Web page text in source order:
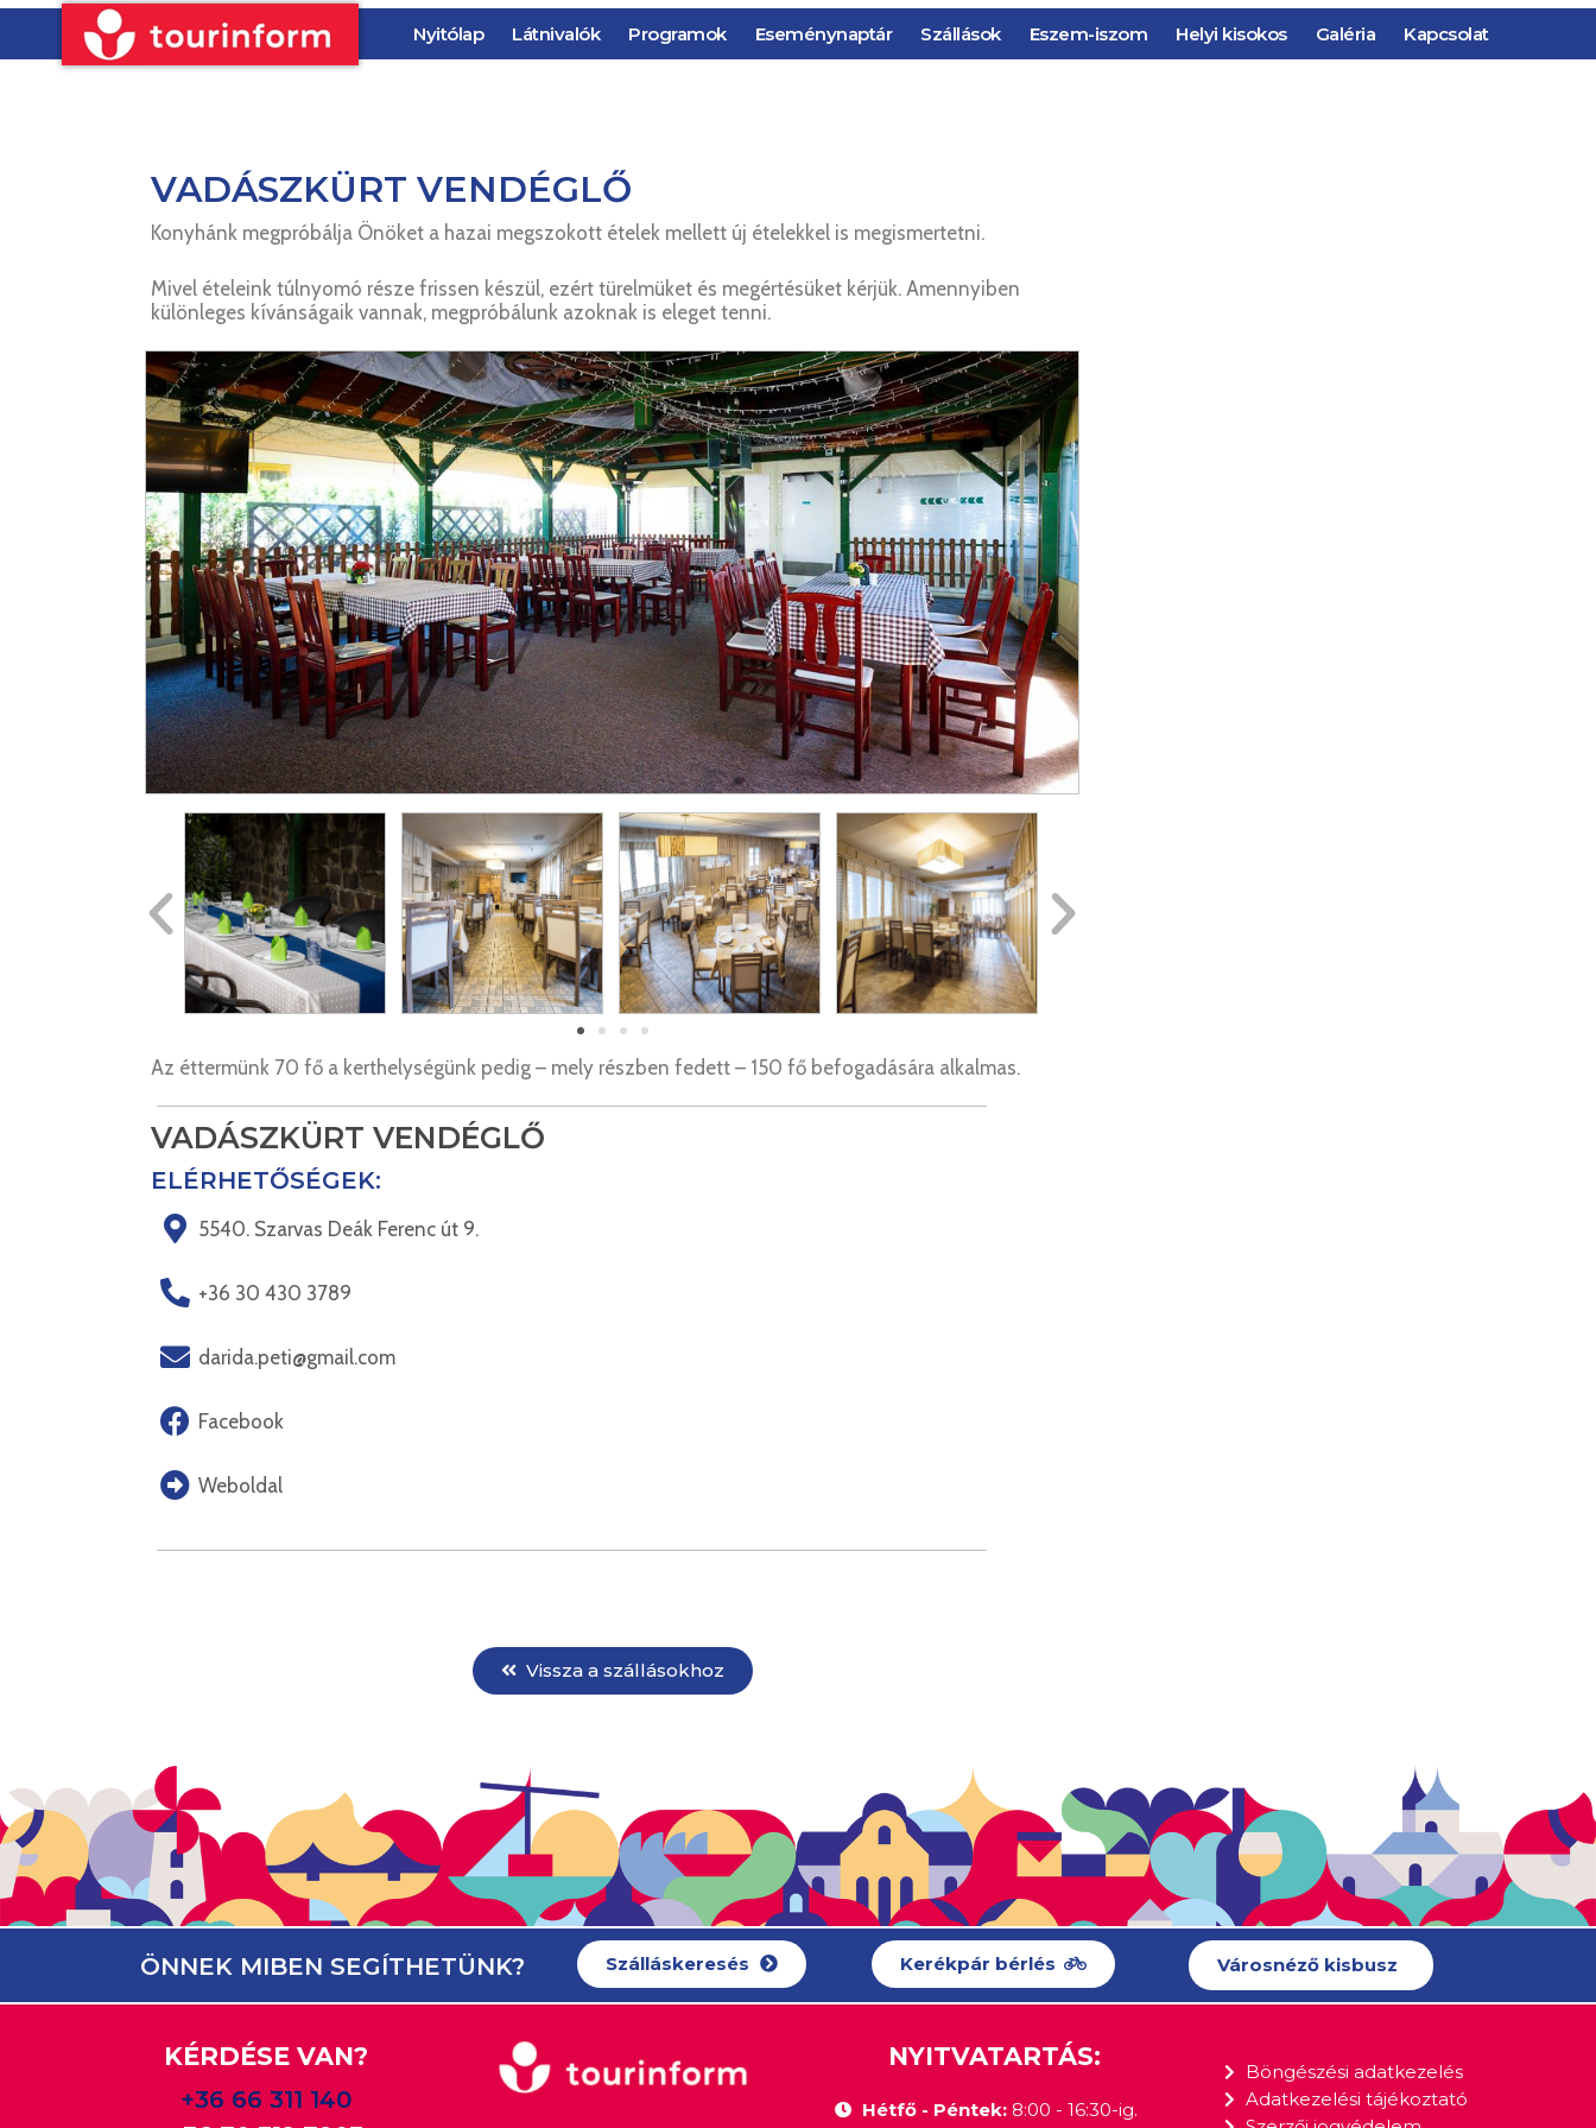
Nyitólap Látnivalók Programok Eseménynaptár Szállások Eszem-iszom Helyi kisokos Galéria Kapcsolat
VADÁSZKÜRT VENDÉGLŐ
Konyhánk megpróbálja Önöket a hazai megszokott ételek mellett új ételekkel is megismertetni.
Mivel ételeink túlnyomó része frissen készül, ezért türelmüket és megértésüket kérjük. Amennyiben
különleges kívánságaik vannak, megpróbálunk azoknak is eleget tenni.
Az éttermünk 70 fő a kerthelységünk pedig – mely részben fedett – 150 fő befogadására alkalmas.
VADÁSZKÜRT VENDÉGLŐ
ELÉRHETŐSÉGEK:
5540. Szarvas Deák Ferenc út 9.
+36 30 430 3789
darida.peti@gmail.com
Facebook
Weboldal
Vissza a szállásokhoz
ÖNNEK MIBEN SEGÍTHETÜNK? Szálláskeresés Kerékpár bérlés Városnéző kisbusz
KÉRDÉSE VAN?
+36 66 311 140
NYITVATARTÁS:
Hétfő - Péntek:8:00 - 16:30-ig.
Böngészési adatkezelés
Adatkezelési tájékoztató